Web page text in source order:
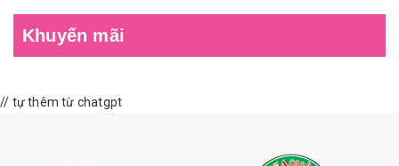
Khuyến mãi
// tự thêm từ chatgpt